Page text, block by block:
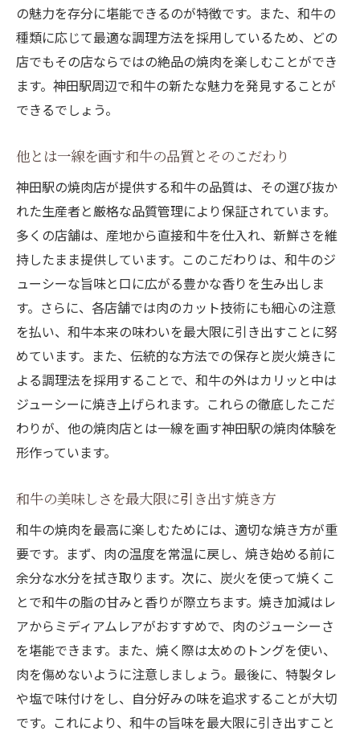
の魅力を存分に堪能できるのが特徴です。また、和牛の
種類に応じて最適な調理方法を採用しているため、どの
店でもその店ならではの絶品の焼肉を楽しむことができ
ます。神田駅周辺で和牛の新たな魅力を発見することが
できるでしょう。
他とは一線を画す和牛の品質とそのこだわり
神田駅の焼肉店が提供する和牛の品質は、その選び抜か
れた生産者と厳格な品質管理により保証されています。
多くの店舗は、産地から直接和牛を仕入れ、新鮮さを維
持したまま提供しています。このこだわりは、和牛のジ
ューシーな旨味と口に広がる豊かな香りを生み出しま
す。さらに、各店舗では肉のカット技術にも細心の注意
を払い、和牛本来の味わいを最大限に引き出すことに努
めています。また、伝統的な方法での保存と炭火焼きに
よる調理法を採用することで、和牛の外はカリッと中は
ジューシーに焼き上げられます。これらの徹底したこだ
わりが、他の焼肉店とは一線を画す神田駅の焼肉体験を
形作っています。
和牛の美味しさを最大限に引き出す焼き方
和牛の焼肉を最高に楽しむためには、適切な焼き方が重
要です。まず、肉の温度を常温に戻し、焼き始める前に
余分な水分を拭き取ります。次に、炭火を使って焼くこ
とで和牛の脂の甘みと香りが際立ちます。焼き加減はレ
アからミディアムレアがおすすめで、肉のジューシーさ
を堪能できます。また、焼く際は太めのトングを使い、
肉を傷めないように注意しましょう。最後に、特製タレ
や塩で味付けをし、自分好みの味を追求することが大切
です。これにより、和牛の旨味を最大限に引き出すこと